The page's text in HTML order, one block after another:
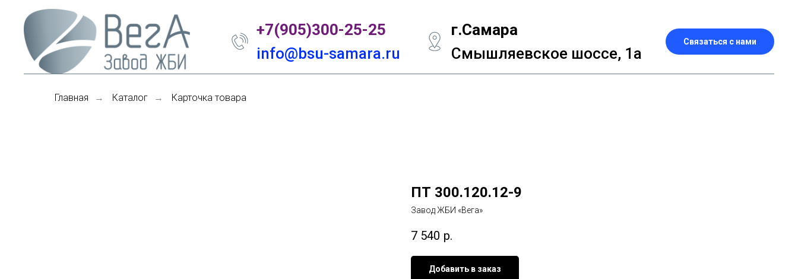
+7(905)300-25-25
info@bsu-samara.ru
г.Самара
Смышляевское шоссе, 1а
Связаться с нами
Главная → Каталог → Карточка товара
ПТ 300.120.12-9
Завод ЖБИ «Вега»
7 540 р.
Добавить в заказ